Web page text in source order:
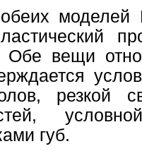
вещи
резкой
губ.